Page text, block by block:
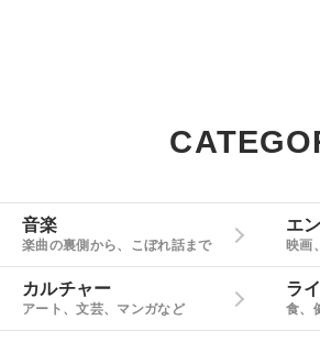
音楽
楽曲の裏側から、こぼれ話まで
エ
映画
カルチャー
アート、文芸、マンガなど
ラ
食、